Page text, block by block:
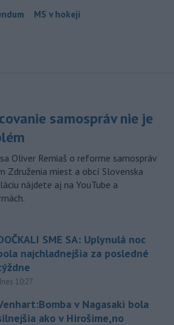
MS v hokeji
samospráv nie je
Oliver Remiaš o reforme samospráv
Združenia miest a obcí Slovenska
nájdete aj na YouTube a
SME SA: Uplynulá noc
najchladnejšia za posledné
10:27
v Nagasaki bola
ako v Hirošime,no